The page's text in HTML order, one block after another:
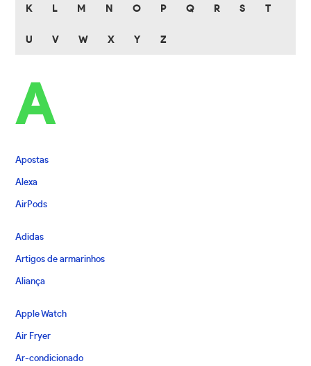
K L M N O P Q R S T
U V W X Y Z
A
Apostas
Alexa
AirPods
Adidas
Artigos de armarinhos
Aliança
Apple Watch
Air Fryer
Ar-condicionado